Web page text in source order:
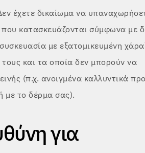
έχετε δικαίωμα να
κατασκευάζονται σύμφωνα με
με εξατομικευμένη
και τα οποία δεν μπορούν να
(π.χ. ανοιγμένα καλλυντικά
με το δέρμα σας).
για